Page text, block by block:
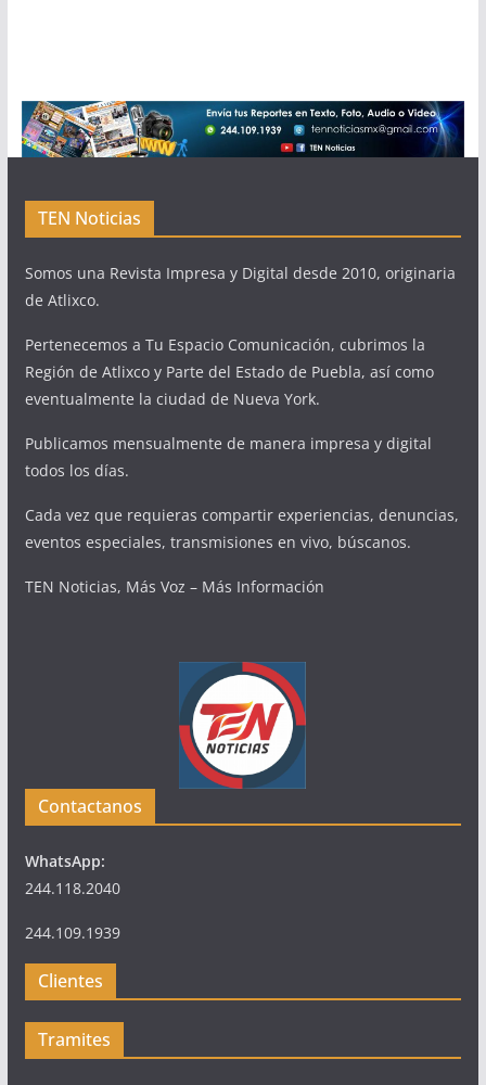
TEN Noticias
Somos una Revista Impresa y Digital desde 2010, originaria
de Atlixco.
Pertenecemos a Tu Espacio Comunicación, cubrimos la
Región de Atlixco y Parte del Estado de Puebla, así como
eventualmente la ciudad de Nueva York.
Publicamos mensualmente de manera impresa y digital
todos los días.
Cada vez que requieras compartir experiencias, denuncias,
eventos especiales, transmisiones en vivo, búscanos.
TEN Noticias, Más Voz – Más Información
Contactanos
WhatsApp:
244.118.2040
244.109.1939
Clientes
Tramites